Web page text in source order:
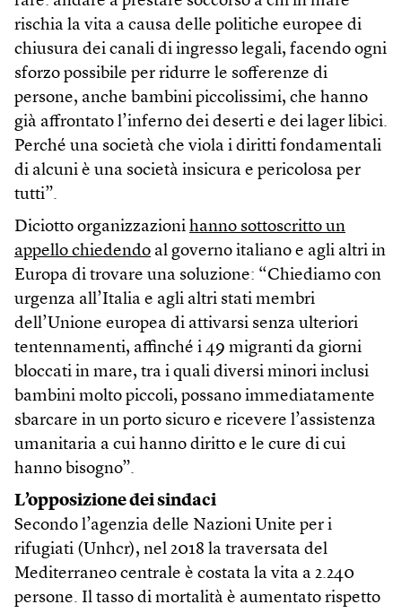
rischia la vita a causa delle politiche europee di
chiusura dei canali di ingresso legali, facendo ogni
sforzo possibile per ridurre le sofferenze di
persone, anche bambini piccolissimi, che hanno
già affrontato l’inferno dei deserti e dei lager libici.
Perché una società che viola i diritti fondamentali
di alcuni è una società insicura e pericolosa per
tutti”.
Diciotto organizzazioni hanno sottoscritto un
appello chiedendo al governo italiano e agli altri in
Europa di trovare una soluzione: “Chiediamo con
urgenza all’Italia e agli altri stati membri
dell’Unione europea di attivarsi senza ulteriori
tentennamenti, affinché i 49 migranti da giorni
bloccati in mare, tra i quali diversi minori inclusi
bambini molto piccoli, possano immediatamente
sbarcare in un porto sicuro e ricevere l’assistenza
umanitaria a cui hanno diritto e le cure di cui
hanno bisogno”.
L’opposizione dei sindaci
Secondo l’agenzia delle Nazioni Unite per i
rifugiati (Unhcr), nel 2018 la traversata del
Mediterraneo centrale è costata la vita a 2.240
persone. Il tasso di mortalità è aumentato rispetto